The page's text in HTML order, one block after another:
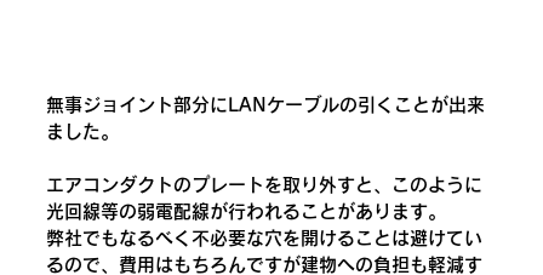
無事ジョイント部分にLANケーブルの引くことが出来
ました。
エアコンダクトのプレートを取り外すと、このように
光回線等の弱電配線が行われることがあります。
弊社でもなるべく不必要な穴を開けることは避けてい
るので、費用はもちろんですが建物への負担も軽減す